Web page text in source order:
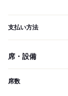
支払い方法
席・設備
席数